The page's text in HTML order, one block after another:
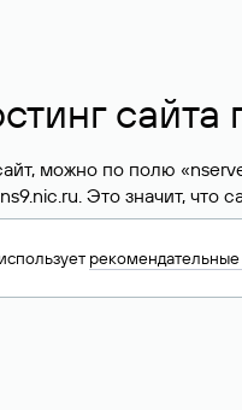
можно по полю
Это значит, что
способ узнать
провайдера.
рекомендательные